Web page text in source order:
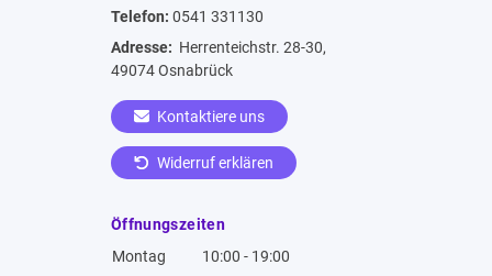
Telefon: 0541 331130
Adresse: Herrenteichstr. 28-30,
49074 Osnabrück
Kontaktiere uns
Widerruf erklären
Öffnungszeiten
Montag
10:00 - 19:00